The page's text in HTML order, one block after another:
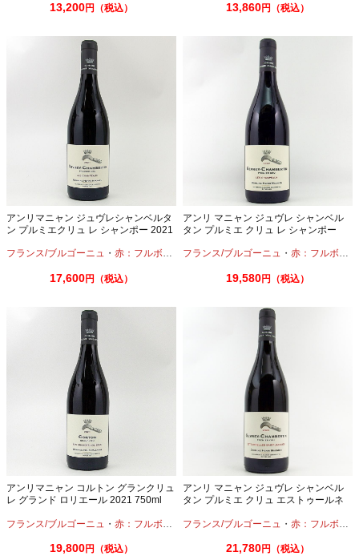
13,200円（税込） 13,860円（税込）
アンリマニャン ジュヴレシャンベルタ
ン プルミエクリュ レ シャンポー 2021
フランス/ブルゴーニュ ・ 赤：フルボディ ・ピノノワール
17,600円（税込）
アンリ マニャン ジュヴレ シャンベル
タン プルミエ クリュ レ シャンポー
フランス/ブルゴーニュ ・赤：フルボディ
19,580円（税込）
アンリマニャン コルトン グランクリュ
レ グランド ロリエール 2021 750ml
フランス/ブルゴーニュ ・ 赤：フルボディ ・ピノノワール
19,800円（税込）
アンリ マニャン ジュヴレ シャンベル
タン プルミエ クリュ エストゥールネ
フランス/ブルゴーニュ ・赤：フルボディ
21,780円（税込）